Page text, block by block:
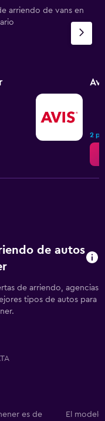
arriendo de vans en
2
de autos
de arriendo, agencias
tipos de autos para
es de
El